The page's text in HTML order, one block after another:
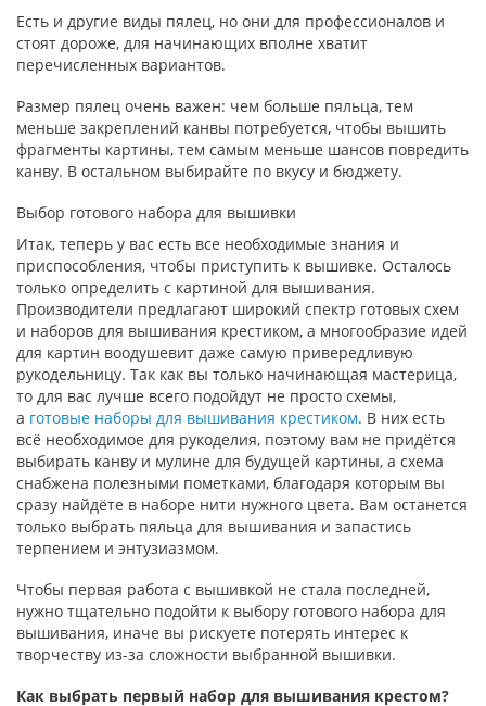
Есть и другие виды пялец, но они для профессионалов и
стоят дороже, для начинающих вполне хватит
перечисленных вариантов.
Размер пялец очень важен: чем больше пяльца, тем
меньше закреплений канвы потребуется, чтобы вышить
фрагменты картины, тем самым меньше шансов повредить
канву. В остальном выбирайте по вкусу и бюджету.
Выбор готового набора для вышивки
Итак, теперь у вас есть все необходимые знания и
приспособления, чтобы приступить к вышивке. Осталось
только определить с картиной для вышивания.
Производители предлагают широкий спектр готовых схем
и наборов для вышивания крестиком, а многообразие идей
для картин воодушевит даже самую привередливую
рукодельницу. Так как вы только начинающая мастерица,
то для вас лучше всего подойдут не просто схемы,
а готовые наборы для вышивания крестиком. В них есть
всё необходимое для рукоделия, поэтому вам не придётся
выбирать канву и мулине для будущей картины, а схема
снабжена полезными пометками, благодаря которым вы
сразу найдёте в наборе нити нужного цвета. Вам останется
только выбрать пяльца для вышивания и запастись
терпением и энтузиазмом.
Чтобы первая работа с вышивкой не стала последней,
нужно тщательно подойти к выбору готового набора для
вышивания, иначе вы рискуете потерять интерес к
творчеству из-за сложности выбранной вышивки.
Как выбрать первый набор для вышивания крестом?